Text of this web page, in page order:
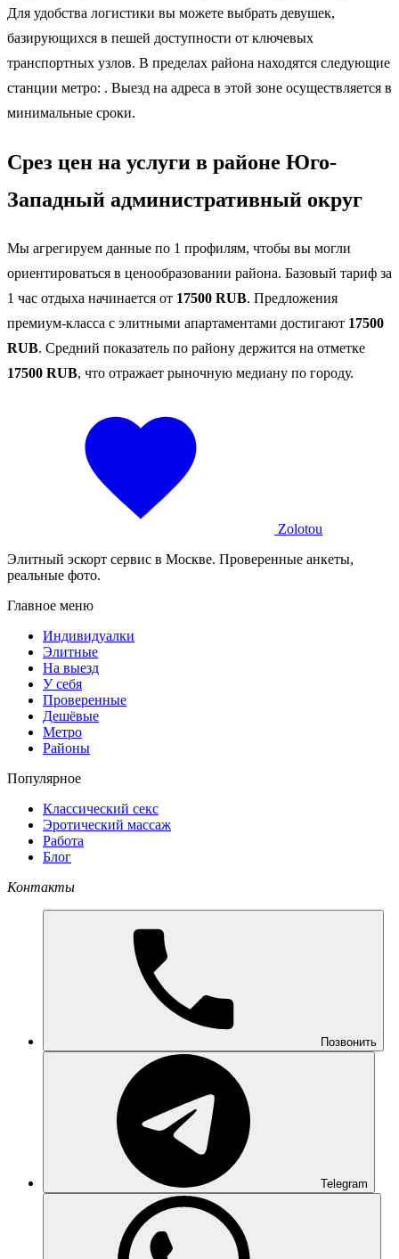
Для удобства логистики вы можете выбрать девушек,
базирующихся в пешей доступности от ключевых
транспортных узлов. В пределах района находятся следующие
станции метро: . Выезд на адреса в этой зоне осуществляется в
минимальные сроки.
Срез цен на услуги в районе Юго-
Западный административный округ
Мы агрегируем данные по 1 профилям, чтобы вы могли
ориентироваться в ценообразовании района. Базовый тариф за
1 час отдыха начинается от 17500 RUB. Предложения
премиум-класса с элитными апартаментами достигают 17500
RUB. Средний показатель по району держится на отметке
17500 RUB, что отражает рыночную медиану по городу.
Zolotou
Элитный эскорт сервис в Москве. Проверенные анкеты,
реальные фото.
Главное меню
Индивидуалки
Элитные
На выезд
У себя
Проверенные
Дешёвые
Метро
Районы
Популярное
Классический секс
Эротический массаж
Работа
Блог
Контакты
Позвонить
Telegram